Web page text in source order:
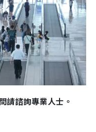
請諮詢專業人士。